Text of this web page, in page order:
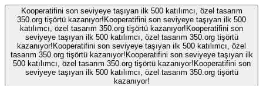
Kooperatifini son seviyeye taşıyan ilk 500 katılımcı, özel tasarım
350.org tişörtü kazanıyor! Kooperatifini son seviyeye taşıyan ilk 500
katılımcı, özel tasarım 350.org tişörtü kazanıyor! Kooperatifini son
seviyeye taşıyan ilk 500 katılımcı, özel tasarım 350.org tişörtü
kazanıyor! Kooperatifini son seviyeye taşıyan ilk 500 katılımcı, özel
tasarım 350.org tişörtü kazanıyor! Kooperatifini son seviyeye taşıyan ilk
500 katılımcı, özel tasarım 350.org tişörtü kazanıyor! Kooperatifini son
seviyeye taşıyan ilk 500 katılımcı, özel tasarım 350.org tişörtü
kazanıyor!